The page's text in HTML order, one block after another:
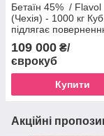
Бетаїн 45% / Flavol
(Чехія) - 1000 кг Куб
підлягає
109 000 ₴/
єврокуб
Купити
Акційні